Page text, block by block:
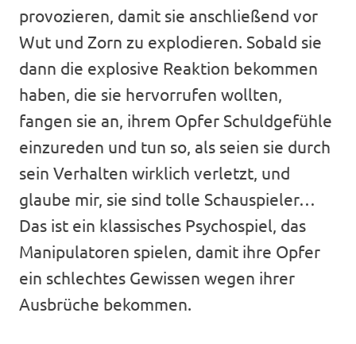
provozieren, damit sie anschließend vor
Wut und Zorn zu explodieren. Sobald sie
dann die explosive Reaktion bekommen
haben, die sie hervorrufen wollten,
fangen sie an, ihrem Opfer Schuldgefühle
einzureden und tun so, als seien sie durch
sein Verhalten wirklich verletzt, und
glaube mir, sie sind tolle Schauspieler…
Das ist ein klassisches Psychospiel, das
Manipulatoren spielen, damit ihre Opfer
ein schlechtes Gewissen wegen ihrer
Ausbrüche bekommen.